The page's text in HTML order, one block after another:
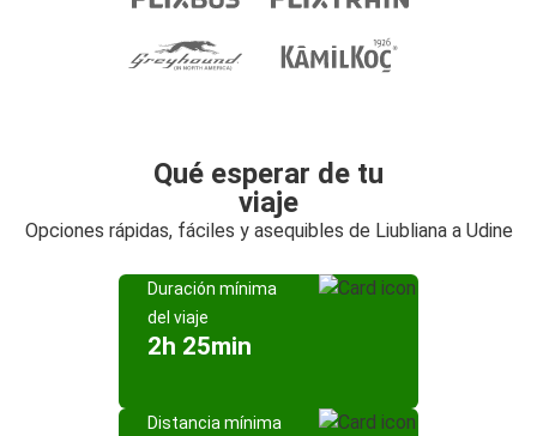
Qué esperar de tu
viaje
Opciones rápidas, fáciles y asequibles de Liubliana a Udine
Duración mínima
del viaje
2h 25min
Distancia mínima